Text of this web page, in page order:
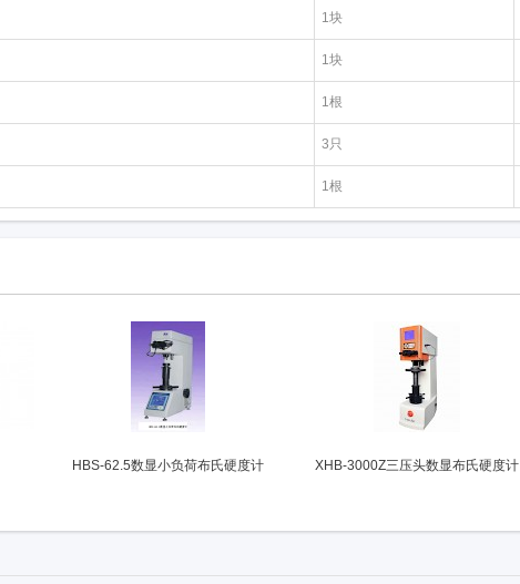
1块
1块
1根
3只
1根
HBS-62.5数显小负荷布氏硬度计 XHB-3000Z三压头数显布氏硬度计